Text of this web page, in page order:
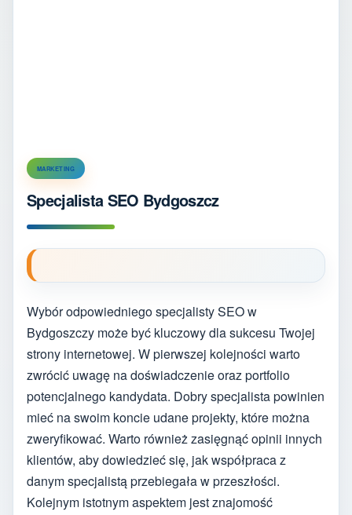
MARKETING
Specjalista SEO Bydgoszcz
Wybór odpowiedniego specjalisty SEO w
Bydgoszczy może być kluczowy dla sukcesu Twojej
strony internetowej. W pierwszej kolejności warto
zwrócić uwagę na doświadczenie oraz portfolio
potencjalnego kandydata. Dobry specjalista powinien
mieć na swoim koncie udane projekty, które można
zweryfikować. Warto również zasięgnąć opinii innych
klientów, aby dowiedzieć się, jak współpraca z
danym specjalistą przebiegała w przeszłości.
Kolejnym istotnym aspektem jest znajomość